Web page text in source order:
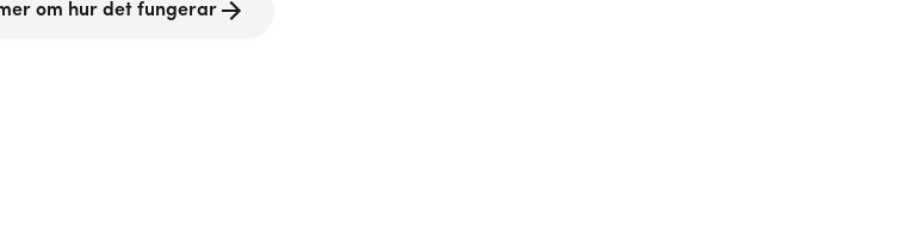
om hur det fungerar